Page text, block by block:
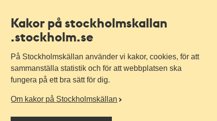
Kakor på stockholmskallan
.stockholm.se
På Stockholmskällan använder vi kakor, cookies, för att
sammanställa statistik och för att webbplatsen ska
fungera på ett bra sätt för dig.
Om kakor på Stockholmskällan